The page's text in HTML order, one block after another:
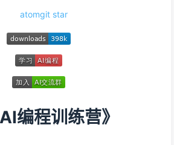
编程训练营》